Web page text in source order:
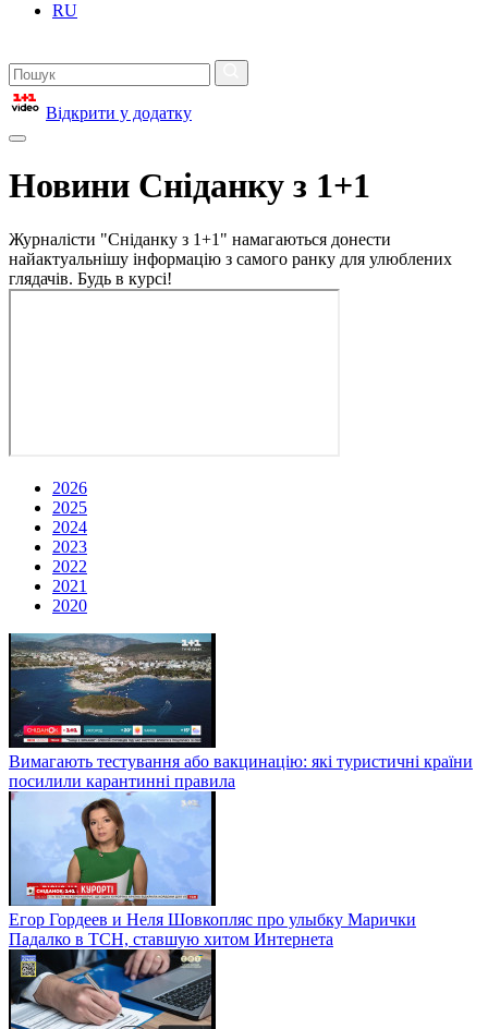
RU
Відкрити у додатку
Новини Сніданку з 1+1
Журналісти "Сніданку з 1+1" намагаються донести
найактуальнішу інформацію з самого ранку для улюблених
глядачів. Будь в курсі!
2026
2025
2024
2023
2022
2021
2020
Вимагають тестування або вакцинацію: які туристичні країни
посилили карантинні правила
Егор Гордеев и Неля Шовкопляс про улыбку Марички
Падалко в ТСН, ставшую хитом Интернета